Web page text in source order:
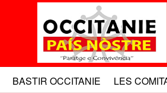
BASTIR OCCITANIE LES